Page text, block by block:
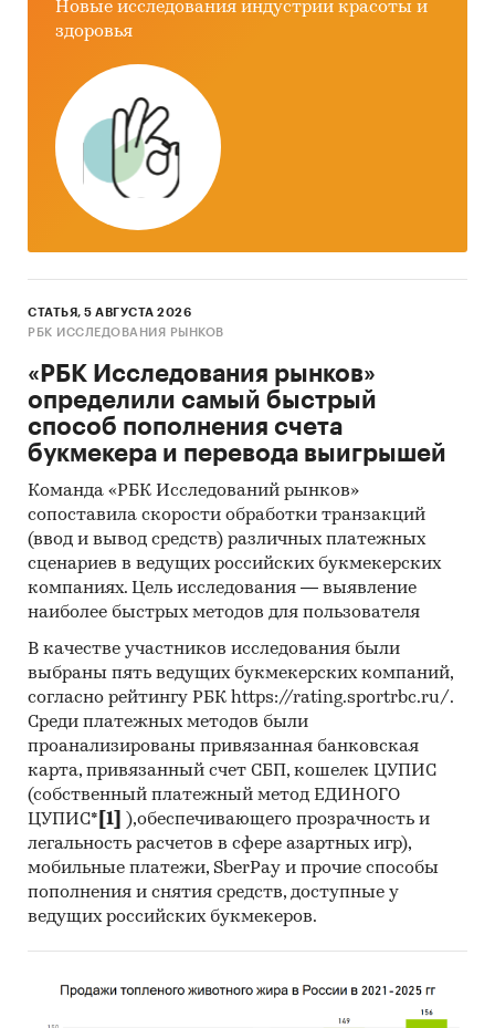
Новые исследования индустрии красоты и
здоровья
СТАТЬЯ, 5 АВГУСТА 2026
РБК ИССЛЕДОВАНИЯ РЫНКОВ
«РБК Исследования рынков»
определили самый быстрый
способ пополнения счета
букмекера и перевода выигрышей
Команда «РБК Исследований рынков»
сопоставила скорости обработки транзакций
(ввод и вывод средств) различных платежных
сценариев в ведущих российских букмекерских
компаниях. Цель исследования — выявление
наиболее быстрых методов для пользователя
В качестве участников исследования были
выбраны пять ведущих букмекерских компаний,
согласно рейтингу РБК https://rating.sportrbc.ru/.
Среди платежных методов были
проанализированы привязанная банковская
карта, привязанный счет СБП, кошелек ЦУПИС
(собственный платежный метод ЕДИНОГО
ЦУПИС* [1]
),обеспечивающего прозрачность и
легальность расчетов в сфере азартных игр),
мобильные платежи, SberPay и прочие способы
пополнения и снятия средств, доступные у
ведущих российских букмекеров.